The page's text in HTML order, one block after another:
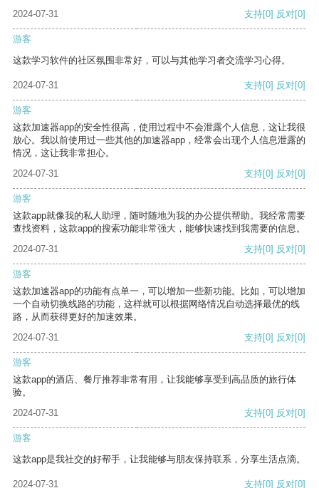
2024-07-31
支持[0] 反对[0]
游客
这款学习软件的社区氛围非常好，可以与其他学习者交流学习心得。
2024-07-31 支持[0] 反对[0]
游客
这款加速器app的安全性很高，使用过程中不会泄露个人信息，这让我很
放心。我以前使用过一些其他的加速器app，经常会出现个人信息泄露的
情况，这让我非常担心。
2024-07-31
支持[0] 反对[0]
游客
这款app就像我的私人助理，随时随地为我的办公提供帮助。我经常需要
查找资料，这款app的搜索功能非常强大，能够快速找到我需要的信息。
2024-07-31
支持[0] 反对[0]
游客
这款加速器app的功能有点单一，可以增加一些新功能。比如，可以增加
一个自动切换线路的功能，这样就可以根据网络情况自动选择最优的线
路，从而获得更好的加速效果。
2024-07-31
支持[0] 反对[0]
游客
这款app的酒店、餐厅推荐非常有用，让我能够享受到高品质的旅行体
验。
2024-07-31
支持[0] 反对[0]
游客
这款app是我社交的好帮手，让我能够与朋友保持联系，分享生活点滴。
2024-07-31 支持[0] 反对[0]